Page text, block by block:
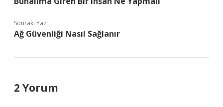
Sonraki Yazı
Ağ Güvenliği Nasıl Sağlanır
2 Yorum